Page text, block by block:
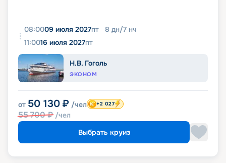
08:0009 июля 2027пт 8 дн/7 нч
11:0016 июля 2027пт
Н.В. Гоголь
ЭКОНОМ
от 50 130 ₽ /чел
55 700₽ /чел
+2 027
Выбрать круиз